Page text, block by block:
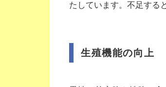
たしています。不足する
生殖機能の向上